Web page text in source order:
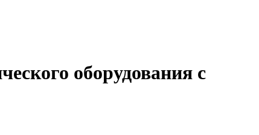
оборудования с